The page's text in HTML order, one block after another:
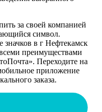
за своей компанией
символ.
значков в г Нефтекамск
преимуществами
Переходите на
приложение
заказа.